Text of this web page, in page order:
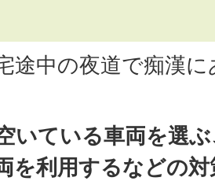
途中の夜道で痴漢
いている車両を選
を利用するなどの